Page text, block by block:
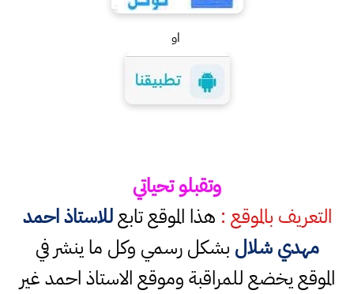
او
وتقبلو تحياتي
التعريف بالموقع : هذا الموقع تابعللاستاذ احمد
مهدي شلال بشكل رسمي وكل ما ينشر في
الموقع يخضع للمراقبة وموقع الاستاذ احمد غير